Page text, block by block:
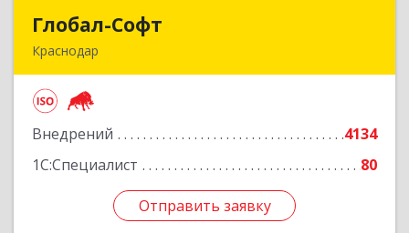
Глобал-Софт
Краснодар
Внедрений
4134
1С:Специалист
80
Отправить заявку
Подробнее
Отправить заявку